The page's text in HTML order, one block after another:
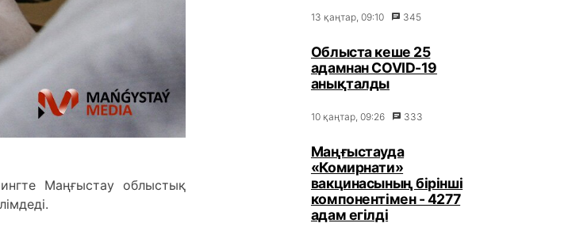
Маңғыстау облыстық
13 қаңтар, 09:10 345
Облыста кеше 25
адамнан COVID-19
анықталды
10 қаңтар, 09:26 333
Маңғыстауда
«Комирнати»
вакцинасының бірінші
компонентімен - 4277
адам егілді